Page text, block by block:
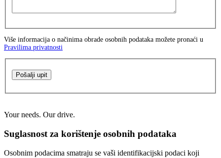
Više informacija o načinima obrade osobnih podataka možete pronaći u
Pravilima privatnosti
Pošalji upit
Your needs. Our drive.
Suglasnost za korištenje osobnih podataka
Osobnim podacima smatraju se vaši identifikacijski podaci koji